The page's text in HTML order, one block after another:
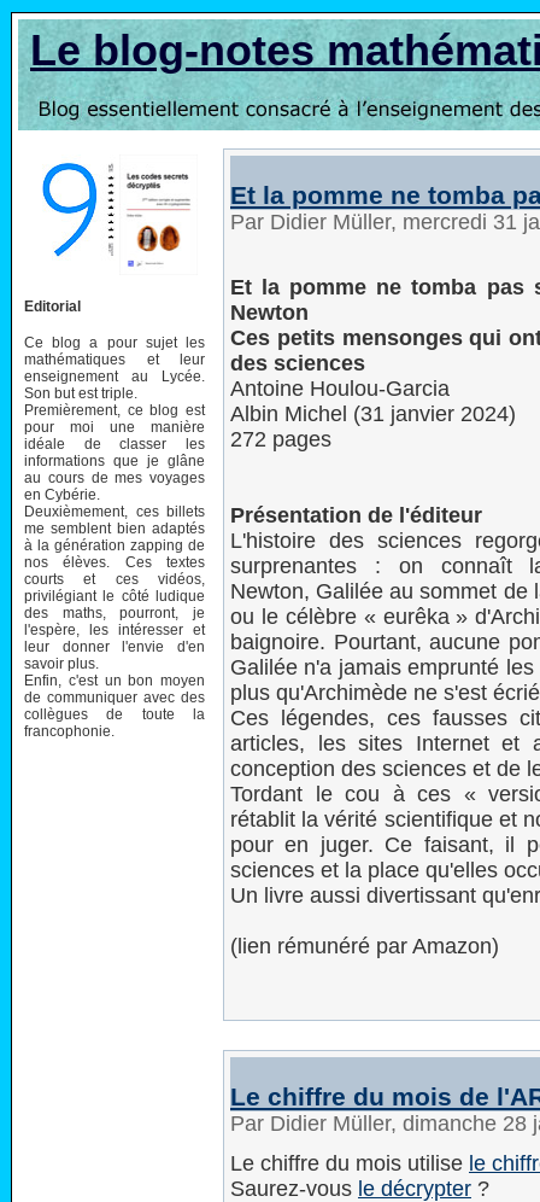
Le blog-notes
Editorial
Ce blog a pour sujet les
mathématiques et leur
enseignement au Lycée.
Son but est triple.
Premièrement, ce blog est
pour moi une manière
idéale de classer les
informations que je glâne
au cours de mes voyages
en Cybérie.
Deuxièmement, ces billets
me semblent bien adaptés
à la génération zapping de
nos élèves. Ces textes
courts et ces vidéos,
privilégiant le côté ludique
des maths, pourront, je
l'espère, les intéresser et
leur donner l'envie d'en
savoir plus.
Enfin, c'est un bon moyen
de communiquer avec des
collègues de toute la
francophonie.
Et la pomme ne tomba
Par Didier Müller, mercredi 31
Et la pomme ne tomba pas
Newton
Ces petits mensonges qui
des sciences
Antoine Houlou-Garcia
Albin Michel (31 janvier 2024)
272 pages
Présentation de l'éditeur
L'histoire des sciences
surprenantes : on connaît
Newton, Galilée au sommet de
ou le célèbre « eurêka »
baignoire. Pourtant, aucune
Galilée n'a jamais emprunté
plus qu'Archimède ne s'est
Ces légendes, ces fausses
articles, les sites Internet et
conception des sciences et de
Tordant le cou à ces «
rétablit la vérité scientifique et
pour en juger. Ce faisant, il
sciences et la place qu'elles
Un livre aussi divertissant
(lien rémunéré par Amazon)
Le chiffre du mois de
Par Didier Müller, dimanche 28
Le chiffre du mois utilise le
Saurez-vous le décrypter ?